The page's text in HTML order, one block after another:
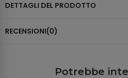
DETTAGLI DEL PRODOTTO
RECENSIONI(0)
Potrebbe